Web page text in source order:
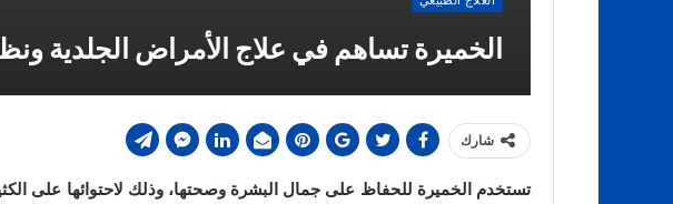
الخميرة تساهم في علاج الأمراض الجلدية
شارك